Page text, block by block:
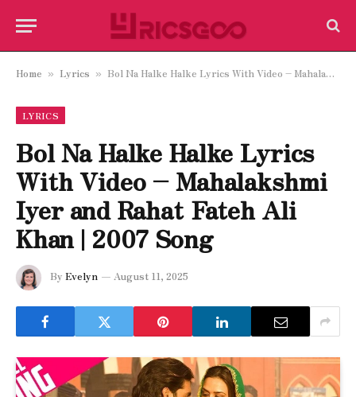
Home » Lyrics » Bol Na Halke Halke Lyrics With Video – Mahalakshmi Iyer and Rahat Fateh Ali Khan | 2007 Song
LYRICS
Bol Na Halke Halke Lyrics
With Video – Mahalakshmi
Iyer and Rahat Fateh Ali
Khan | 2007 Song
By Evelyn August 11, 2025